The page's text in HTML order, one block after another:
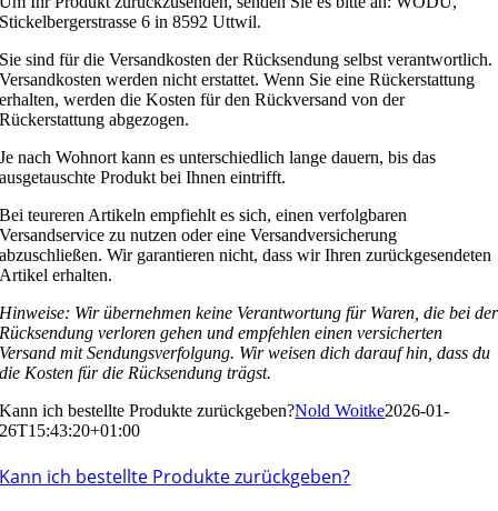
Stickelbergerstrasse 6 in 8592 Uttwil.
Sie sind für die Versandkosten der Rücksendung selbst verantwortlich.
Versandkosten werden nicht erstattet. Wenn Sie eine Rückerstattung
erhalten, werden die Kosten für den Rückversand von der
Rückerstattung abgezogen.
Je nach Wohnort kann es unterschiedlich lange dauern, bis das
ausgetauschte Produkt bei Ihnen eintrifft.
Bei teureren Artikeln empfiehlt es sich, einen verfolgbaren
Versandservice zu nutzen oder eine Versandversicherung
abzuschließen. Wir garantieren nicht, dass wir Ihren zurückgesendeten
Artikel erhalten.
Hinweise: Wir übernehmen keine Verantwortung für Waren, die bei der
Rücksendung verloren gehen und empfehlen einen versicherten
Versand mit Sendungsverfolgung. Wir weisen dich darauf hin, dass du
die Kosten für die Rücksendung trägst.
Kann ich bestellte Produkte zurückgeben?Nold Woitke2026-01-
26T15:43:20+01:00
Kann ich bestellte Produkte zurückgeben?